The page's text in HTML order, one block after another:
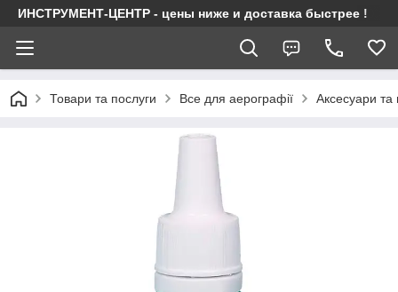
ИНСТРУМЕНТ-ЦЕНТР - цены ниже и доставка быстрее !
Товари та послуги Все для аерографії Аксесуари та